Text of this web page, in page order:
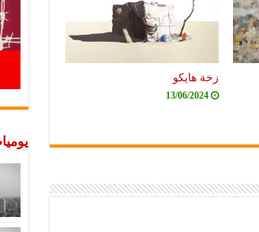
زخة هايكو
13/06/2024